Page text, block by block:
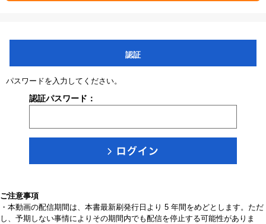
認証
パスワードを入力してください。
認証パスワード：
ご注意事項
・本動画の配信期間は、本書最新刷発行日より 5 年間をめどとします。ただ
し、予期しない事情によりその期間内でも配信を停止する可能性がありま